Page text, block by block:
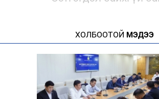
ХОЛБООТОЙ МЭДЭЭ